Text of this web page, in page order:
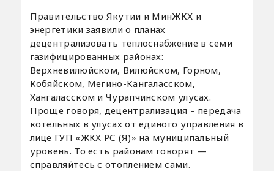
Правительство Якутии и МинЖКХ и
энергетики заявили о планах
децентрализовать теплоснабжение в семи
газифицированных районах:
Верхневилюйском, Вилюйском, Горном,
Кобяйском, Мегино-Кангаласском,
Хангаласском и Чурапчинском улусах.
Проще говоря, децентрализация – передача
котельных в улусах от единого управления в
лице ГУП «ЖКХ РС (Я)» на муниципальный
уровень. То есть районам говорят —
справляйтесь с отоплением сами.